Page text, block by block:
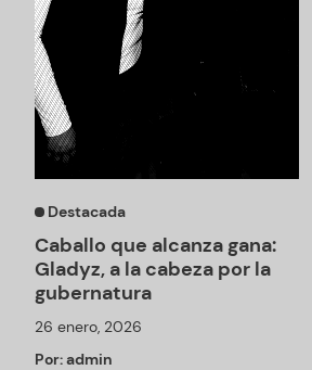
Destacada
Caballo que alcanza gana:
Gladyz, a la cabeza por la
gubernatura
26 enero, 2026
Por:admin